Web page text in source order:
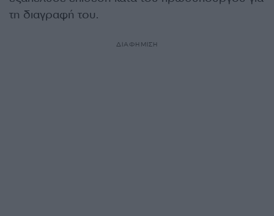
τη διαγραφή του.
ΔΙΑΦΗΜΙΣΗ